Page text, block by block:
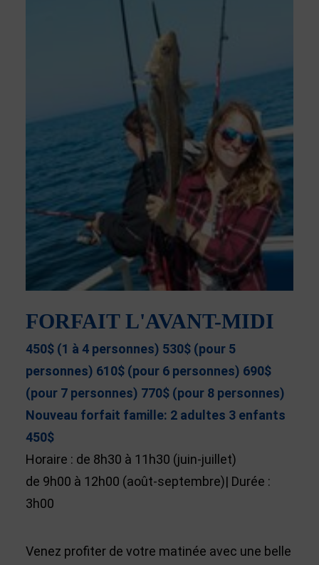
FORFAIT L'AVANT-MIDI
450$ (1 à 4 personnes) 530$ (pour 5
personnes) 610$ (pour 6 personnes) 690$
(pour 7 personnes) 770$ (pour 8 personnes)
Nouveau forfait famille: 2 adultes 3 enfants
450$
Horaire : de 8h30 à 11h30 (juin-juillet)
de 9h00 à 12h00 (août-septembre)| Durée :
3h00
Venez profiter de votre matinée avec une belle